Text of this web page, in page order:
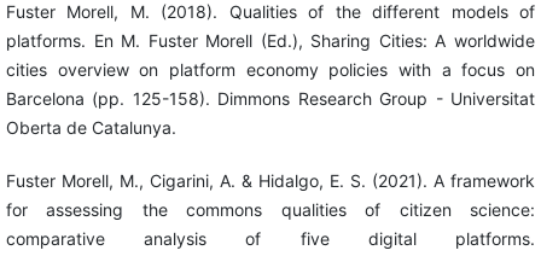
Fuster Morell, M. (2018). Qualities of the different models of
platforms. En M. Fuster Morell (Ed.), Sharing Cities: A worldwide
cities overview on platform economy policies with a focus on
Barcelona (pp. 125-158). Dimmons Research Group - Universitat
Oberta de Catalunya.
Fuster Morell, M., Cigarini, A. & Hidalgo, E. S. (2021). A framework
for assessing the commons qualities of citizen science:
comparative analysis of five digital platforms.